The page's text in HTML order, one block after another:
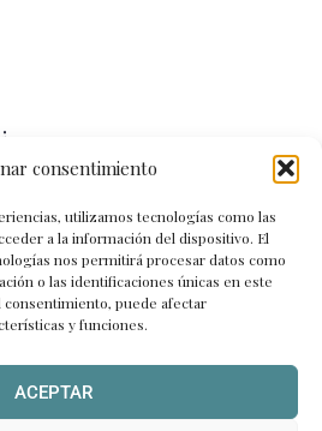
consentimiento
utilizamos tecnologías como las
a la información del dispositivo. El
nos permitirá procesar datos como
o las identificaciones únicas en este
puede afectar
y funciones.
ACEPTAR
– 20:00